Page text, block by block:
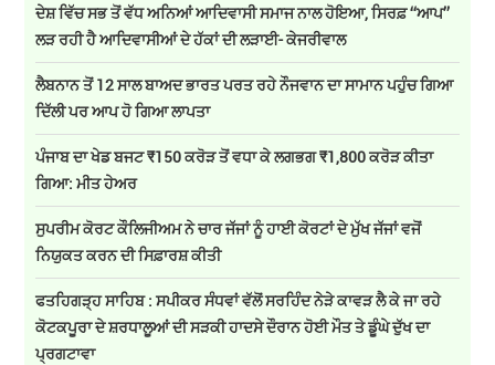
ਦੇਸ਼ ਵਿੱਚ ਸਭ ਤੋਂ ਵੱਧ ਅਨਿਆਂ ਆਦਿਵਾਸੀ ਸਮਾਜ ਨਾਲ ਹੋਇਆ, ਸਿਰਫ਼ ‘‘ਆਪ’’
ਲੜ ਰਹੀ ਹੈ ਆਦਿਵਾਸੀਆਂ ਦੇ ਹੱਕਾਂ ਦੀ ਲੜਾਈ- ਕੇਜਰੀਵਾਲ
ਲੈਬਨਾਨ ਤੋਂ 12 ਸਾਲ ਬਾਅਦ ਭਾਰਤ ਪਰਤ ਰਹੇ ਨੌਜਵਾਨ ਦਾ ਸਾਮਾਨ ਪਹੁੰਚ ਗਿਆ
ਦਿੱਲੀ ਪਰ ਆਪ ਹੋ ਗਿਆ ਲਾਪਤਾ
ਪੰਜਾਬ ਦਾ ਖੇਡ ਬਜਟ ₹150 ਕਰੋੜ ਤੋਂ ਵਧਾ ਕੇ ਲਗਭਗ ₹1,800 ਕਰੋੜ ਕੀਤਾ
ਗਿਆ: ਮੀਤ ਹੇਅਰ
ਸੁਪਰੀਮ ਕੋਰਟ ਕੌਲਿਜੀਅਮ ਨੇ ਚਾਰ ਜੱਜਾਂ ਨੂੰ ਹਾਈ ਕੋਰਟਾਂ ਦੇ ਮੁੱਖ ਜੱਜਾਂ ਵਜੋਂ
ਨਿਯੁਕਤ ਕਰਨ ਦੀ ਸਿਫ਼ਾਰਸ਼ ਕੀਤੀ
ਫਤਹਿਗੜ੍ਹ ਸਾਹਿਬ : ਸਪੀਕਰ ਸੰਧਵਾਂ ਵੱਲੋਂ ਸਰਹਿੰਦ ਨੇੜੇ ਕਾਵੜ ਲੈ ਕੇ ਜਾ ਰਹੇ
ਕੋਟਕਪੂਰਾ ਦੇ ਸ਼ਰਧਾਲੂਆਂ ਦੀ ਸੜਕੀ ਹਾਦਸੇ ਦੌਰਾਨ ਹੋਈ ਮੌਤ ਤੇ ਡੂੰਘੇ ਦੁੱਖ ਦਾ
ਪ੍ਰਗਟਾਵਾ